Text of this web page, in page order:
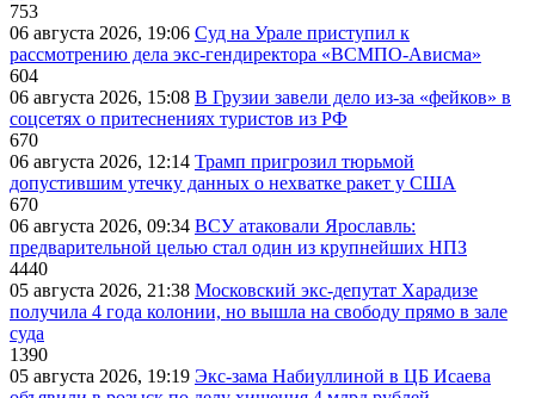
753
06 августа 2026, 19:06 Суд на Урале приступил к
рассмотрению дела экс-гендиректора «ВСМПО-Ависма»
604
06 августа 2026, 15:08 В Грузии завели дело из-за «фейков» в
соцсетях о притеснениях туристов из РФ
670
06 августа 2026, 12:14 Трамп пригрозил тюрьмой
допустившим утечку данных о нехватке ракет у США
670
06 августа 2026, 09:34 ВСУ атаковали Ярославль:
предварительной целью стал один из крупнейших НПЗ
4440
05 августа 2026, 21:38 Московский экс-депутат Харадизе
получила 4 года колонии, но вышла на свободу прямо в зале
суда
1390
05 августа 2026, 19:19 Экс-зама Набиуллиной в ЦБ Исаева